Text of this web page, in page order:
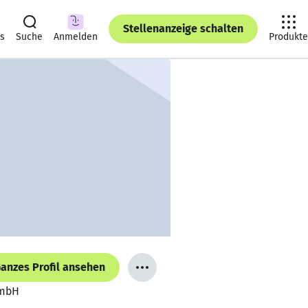
Suche Anmelden
Stellenanzeige schalten
Produkte
Profil ansehen